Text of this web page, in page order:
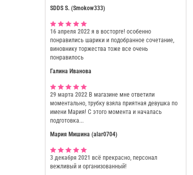
SDDS S. (Smokow333)
16 апреля 2022 я в восторге! особенно
понравились шарики и подобранное сочетание,
виновнику торжества тоже все очень
понравилось
Галина Иванова
29 марта 2022 В магазине мне ответили
моментально, трубку взяла приятная девушка по
имени Мария! С этого момента и началась
подготовка...
Мария Мишина (alar0704)
3 декабря 2021 всё прекрасно, персонал
вежливый и организованный!